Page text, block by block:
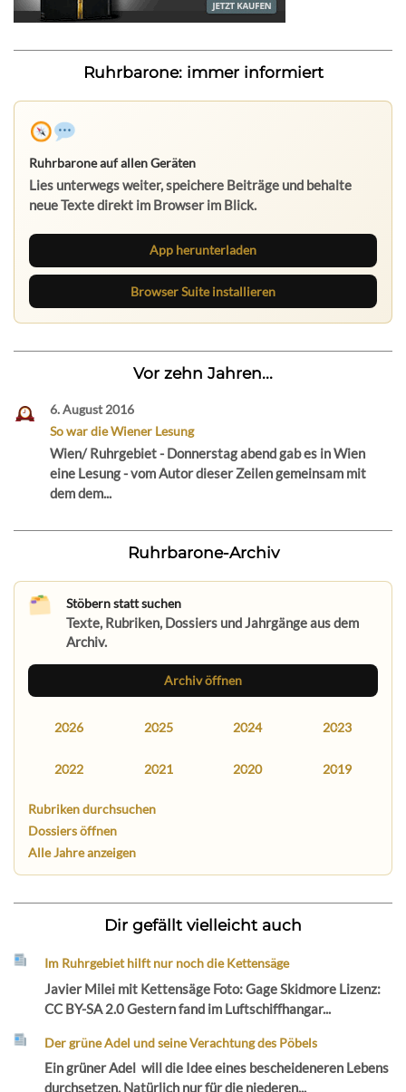
Ruhrbarone: immer informiert
Ruhrbarone auf allen Geräten
Lies unterwegs weiter, speichere Beiträge und behalte
neue Texte direkt im Browser im Blick.
App herunterladen
Browser Suite installieren
Vor zehn Jahren...
6. August 2016
So war die Wiener Lesung
Wien/ Ruhrgebiet - Donnerstag abend gab es in Wien
eine Lesung - vom Autor dieser Zeilen gemeinsam mit
dem dem...
Ruhrbarone-Archiv
Stöbern statt suchen
Texte, Rubriken, Dossiers und Jahrgänge aus dem
Archiv.
Archiv öffnen
2026 2025 2024 2023
2022 2021 2020 2019
Rubriken durchsuchen
Dossiers öffnen
Alle Jahre anzeigen
Dir gefällt vielleicht auch
Im Ruhrgebiet hilft nur noch die Kettensäge
Javier Milei mit Kettensäge Foto: Gage Skidmore Lizenz:
CC BY-SA 2.0 Gestern fand im Luftschiffhangar...
Der grüne Adel und seine Verachtung des Pöbels
Ein grüner Adel will die Idee eines bescheideneren Lebens
durchsetzen. Natürlich nur für die niederen...